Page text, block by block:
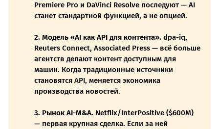
Premiere Pro и DaVinci Resolve последуют — AI
станет стандартной функцией, а не опцией.
2. Модель «AI как API для контента». dpa-iq,
Reuters Connect, Associated Press — всё больше
агентств делают контент доступным для
машин. Когда традиционные источники
становятся API, меняется экономика
производства новостей.
3. Рынок AI-M&A. Netflix/InterPositive ($600M)
— первая крупная сделка. Если за ней